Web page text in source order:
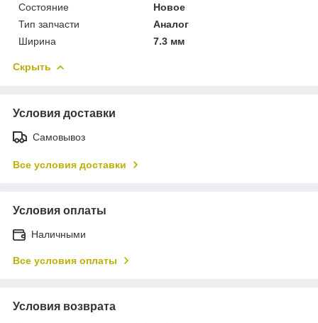
Состояние
Новое
Тип запчасти
Аналог
Ширина
7.3 мм
Скрыть
Условия доставки
Самовывоз
Все условия доставки
Условия оплаты
Наличными
Все условия оплаты
Условия возврата